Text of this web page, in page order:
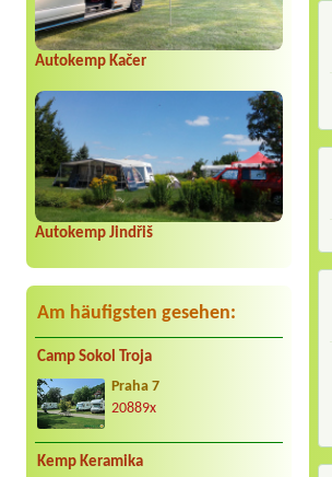
Autokemp Kačer
Autokemp Jindřiš
Am häufigsten gesehen:
Camp Sokol Troja
Praha 7
20889x
Kemp Keramika